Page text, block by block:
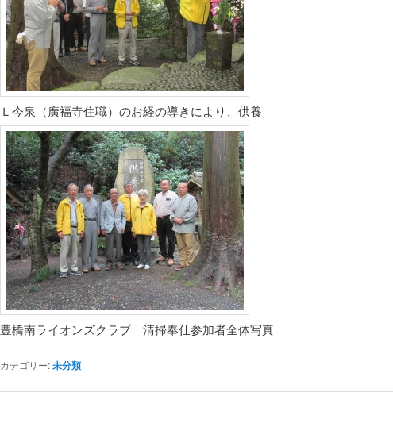
Ｌ今泉（廣福寺住職）のお経の導きにより、供養
豊橋南ライオンズクラブ 清掃奉仕参加者全体写真
カテゴリー:未分類